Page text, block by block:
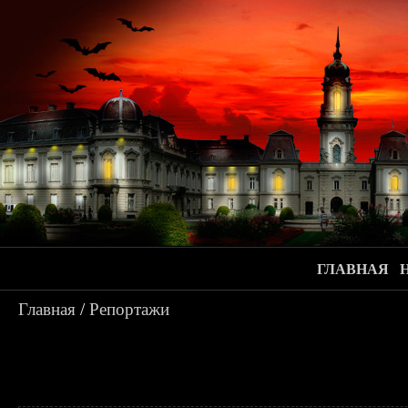
ГЛАВНАЯ
Главная /Репортажи